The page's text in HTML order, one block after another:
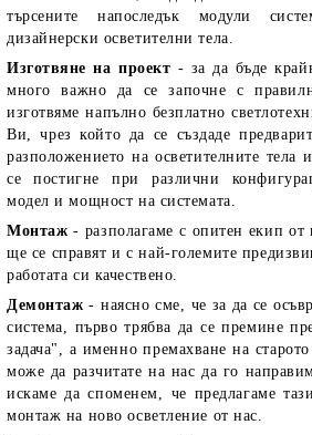
търсените напоследък модули
дизайнерски осветителни тела.
Изготвяне на проект - за да бъде
много важно да се започне с
изготвяме напълно безплатно
Ви, чрез който да се създаде
разположението на осветителните тела
се постигне при различни
модел и мощност на системата.
Монтаж - разполагаме с опитен екип от
ще се справят и с най-големите
работата си качествено.
Демонтаж - наясно сме, че за да се
система, първо трябва да се премине
задача", а именно премахване на
може да разчитате на нас да го
искаме да споменем, че предлагаме
монтаж на ново осветление от нас.